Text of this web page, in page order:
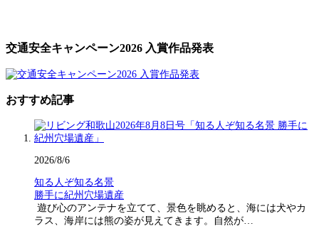
交通安全キャンペーン2026 入賞作品発表
おすすめ記事
2026/8/6
知る人ぞ知る名景
勝手に紀州穴場遺産
遊び心のアンテナを立てて、景色を眺めると、海には犬やカ
ラス、海岸には熊の姿が見えてきます。自然が…